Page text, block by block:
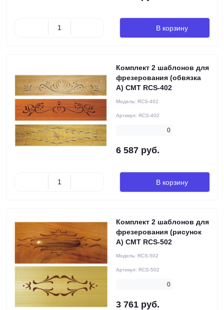
В корзину
Комплект 2 шаблонов для
фрезерования (обвязка
A) CMT RCS-402
Модель: RCS-402
Артикул: RCS-402
0
6 587 руб.
В корзину
Комплект 2 шаблонов для
фрезерования (рисунок
A) CMT RCS-502
Модель: RCS-502
Артикул: RCS-502
0
3 761 руб.